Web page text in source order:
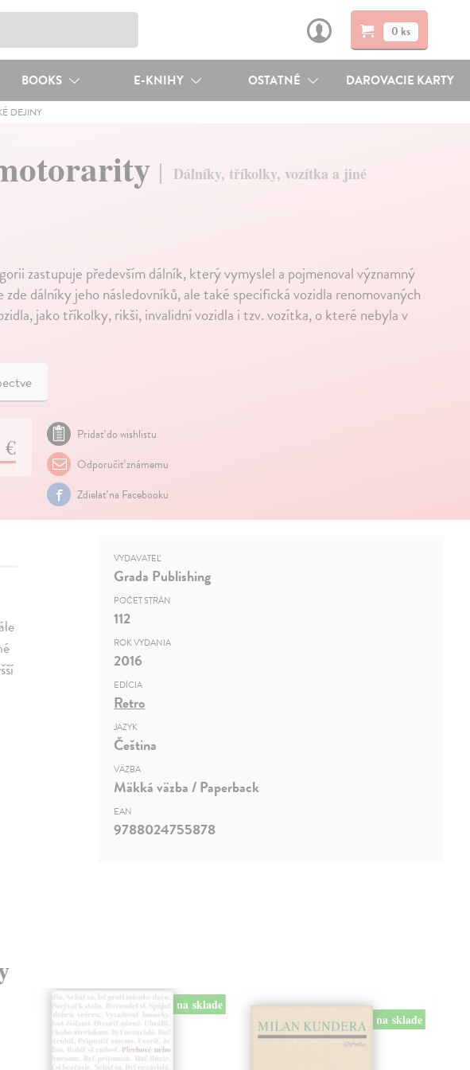
0 ks
BOOKS E-KNIHY OSTATNÉ DAROVACIE KARTY
DEJINY
Dálníky, tříkolky, vozítka a jiné
zastupuje především dálník, který vymyslel a pojmenoval významný
dálníky jeho následovníků, ale také specifická vozidla renomovaných
jako tříkolky, rikši, invalidní vozidla i tzv. vozítka, o které nebyla v
€
Pridať do wishlistu
Odporučiť známemu
Zdielať na Facebooku
VYDAVATEĽ
Grada Publishing
POČET STRÁN
112
ROK VYDANIA
2016
EDÍCIA
Retro
JAZYK
Čeština
VÄZBA
Mäkká väzba / Paperback
EAN
9788024755878
na sklade
na sklade